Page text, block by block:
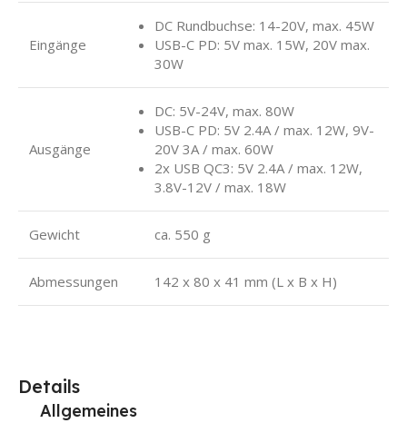
Eingänge
DC Rundbuchse: 14-20V, max. 45W
USB-C PD: 5V max. 15W, 20V max.
30W
Ausgänge
DC: 5V-24V, max. 80W
USB-C PD: 5V 2.4A / max. 12W, 9V-
20V 3A / max. 60W
2x USB QC3: 5V 2.4A / max. 12W,
3.8V-12V / max. 18W
Gewicht ca. 550 g
Abmessungen 142 x 80 x 41 mm (L x B x H)
Details
Allgemeines